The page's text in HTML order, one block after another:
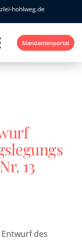
hohlweg.de
Mandantenportal
13
des